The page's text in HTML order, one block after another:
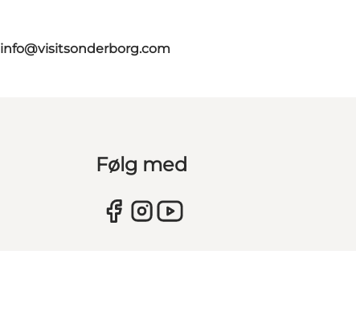
info@visitsonderborg.com
Følg med